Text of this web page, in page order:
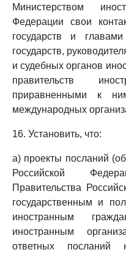
Министерством
Федерации свои
государств и
государств,
и судебных органов
правительств
приравненными к
международных
16. Установить, что:
а) проекты посланий
Российской
Правительства
государственным и
иностранным
иностранным
ответных